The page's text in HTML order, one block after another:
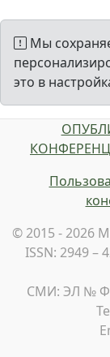
Мы
это в
© 2015 - 2026
ISSN: 2949 –
СМИ: ЭЛ № ФС